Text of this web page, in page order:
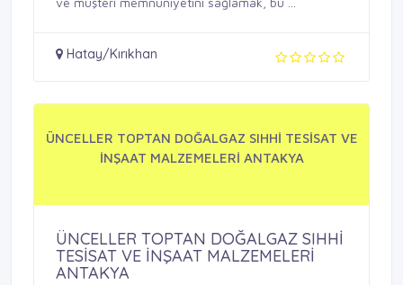
Hatay/Kırıkhan
ÜNCELLER TOPTAN DOĞALGAZ SIHHİ TESİSAT VE
İNŞAAT MALZEMELERİ ANTAKYA
ÜNCELLER TOPTAN DOĞALGAZ SIHHİ
TESİSAT VE İNŞAAT MALZEMELERİ
ANTAKYA